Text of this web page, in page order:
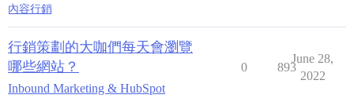
內容行銷
行銷策劃的大咖們每天會瀏覽
哪些網站？
Inbound Marketing & HubSpot
0 893
June 28,
2022